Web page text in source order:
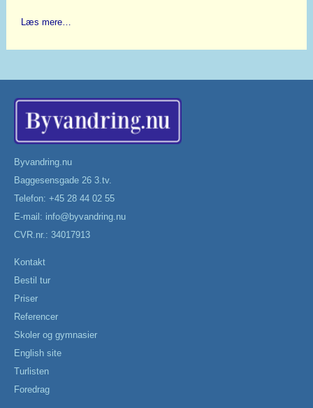
Læs mere…
Byvandring.nu
Baggesensgade 26 3.tv.
Telefon: +45 28 44 02 55
E-mail: info@byvandring.nu
CVR.nr.: 34017913
Kontakt
Bestil tur
Priser
Referencer
Skoler og gymnasier
English site
Turlisten
Foredrag